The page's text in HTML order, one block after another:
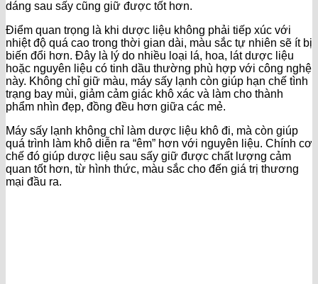
dáng sau sấy cũng giữ được tốt hơn.
Điểm quan trọng là khi dược liệu không phải tiếp xúc với
nhiệt độ quá cao trong thời gian dài, màu sắc tự nhiên sẽ ít bị
biến đổi hơn. Đây là lý do nhiều loại lá, hoa, lát dược liệu
hoặc nguyên liệu có tinh dầu thường phù hợp với công nghệ
này. Không chỉ giữ màu, máy sấy lạnh còn giúp hạn chế tình
trạng bay mùi, giảm cảm giác khô xác và làm cho thành
phẩm nhìn đẹp, đồng đều hơn giữa các mẻ.
Máy sấy lạnh không chỉ làm dược liệu khô đi, mà còn giúp
quá trình làm khô diễn ra “êm” hơn với nguyên liệu. Chính cơ
chế đó giúp dược liệu sau sấy giữ được chất lượng cảm
quan tốt hơn, từ hình thức, màu sắc cho đến giá trị thương
mại đầu ra.